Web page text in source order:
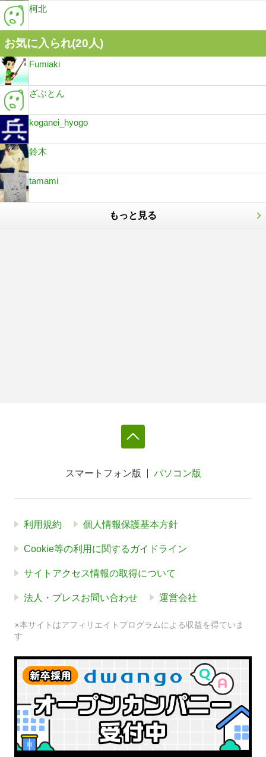
柯北
お気に入られ(20人)
Fumiaki
ざぶとん
koganei_hyogo
鈴木
tamami
もっと見る
スマートフォン版 パソコン版
利用規約 個人情報保護基本方針
Cookie等の利用に関するガイドライン
サイトアクセス情報の取得について
法人・プレスお問い合わせ 運営会社
※本サイトはアフィリエイトプログラムによる収益を得ていま
す